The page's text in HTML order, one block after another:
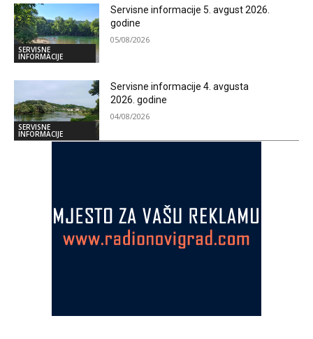
SERVISNE
INFORMACIJE
Servisne informacije 5. avgust 2026.
godine
05/08/2026
SERVISNE
INFORMACIJE
Servisne informacije 4. avgusta
2026. godine
04/08/2026